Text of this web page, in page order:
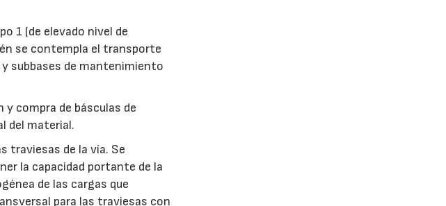
1 (de elevado nivel de
se contempla el transporte
subbases de mantenimiento
compra de básculas de
del material.
traviesas de la vía. Se
la capacidad portante de la
de las cargas que
para las traviesas con